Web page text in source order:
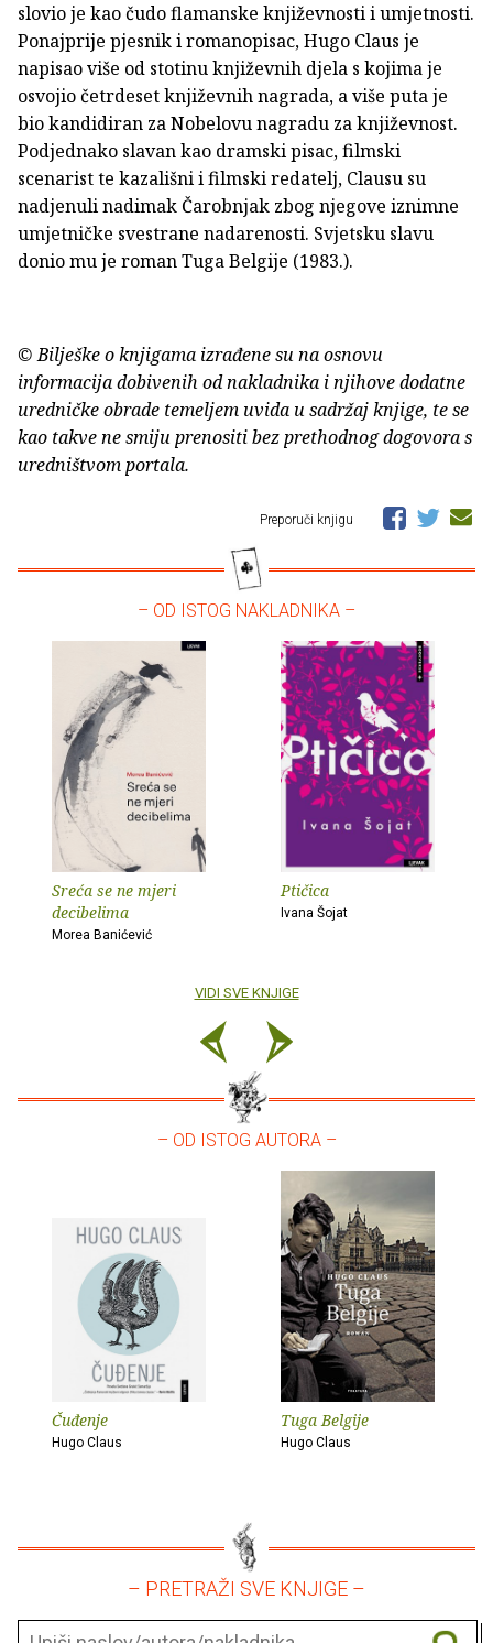
slovio je kao čudo flamanske književnosti i umjetnosti.
Ponajprije pjesnik i romanopisac, Hugo Claus je
napisao više od stotinu književnih djela s kojima je
osvojio četrdeset književnih nagrada, a više puta je
bio kandidiran za Nobelovu nagradu za književnost.
Podjednako slavan kao dramski pisac, filmski
scenarist te kazališni i filmski redatelj, Clausu su
nadjenuli nadimak Čarobnjak zbog njegove iznimne
umjetničke svestrane nadarenosti. Svjetsku slavu
donio mu je roman Tuga Belgije (1983.).
© Bilješke o knjigama izrađene su na osnovu
informacija dobivenih od nakladnika i njihove dodatne
uredničke obrade temeljem uvida u sadržaj knjige, te se
kao takve ne smiju prenositi bez prethodnog dogovora s
uredništvom portala.
Preporuči knjigu
– OD ISTOG NAKLADNIKA –
Sreća se ne mjeri
decibelima
Morea Banićević
Ptičica
Ivana Šojat
VIDI SVE KNJIGE
– OD ISTOG AUTORA –
Čuđenje
Hugo Claus
Tuga Belgije
Hugo Claus
– PRETRAŽI SVE KNJIGE –